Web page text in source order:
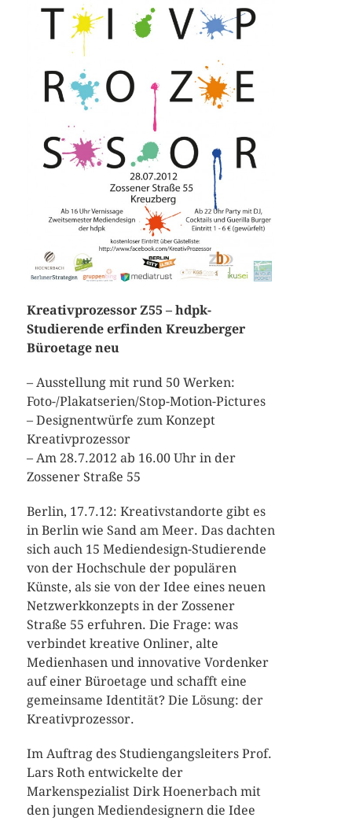
Kreativprozessor Z55 – hdpk-
Studierende erfinden Kreuzberger
Büroetage neu
– Ausstellung mit rund 50 Werken:
Foto-/Plakatserien/Stop-Motion-Pictures
– Designentwürfe zum Konzept
Kreativprozessor
– Am 28.7.2012 ab 16.00 Uhr in der
Zossener Straße 55
Berlin, 17.7.12: Kreativstandorte gibt es
in Berlin wie Sand am Meer. Das dachten
sich auch 15 Mediendesign-Studierende
von der Hochschule der populären
Künste, als sie von der Idee eines neuen
Netzwerkkonzepts in der Zossener
Straße 55 erfuhren. Die Frage: was
verbindet kreative Onliner, alte
Medienhasen und innovative Vordenker
auf einer Büroetage und schafft eine
gemeinsame Identität? Die Lösung: der
Kreativprozessor.
Im Auftrag des Studiengangsleiters Prof.
Lars Roth entwickelte der
Markenspezialist Dirk Hoenerbach mit
den jungen Mediendesignern die Idee